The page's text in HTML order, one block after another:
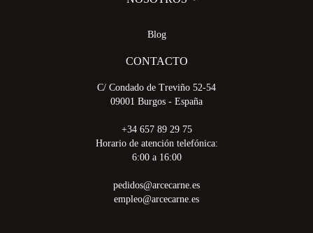
Blog
CONTACTO
C/ Condado de Treviño 52-54
09001 Burgos - España
+34 657 89 29 75
Horario de atención telefónica:
6:00 a 16:00
pedidos@arcecarne.es
empleo@arcecarne.es